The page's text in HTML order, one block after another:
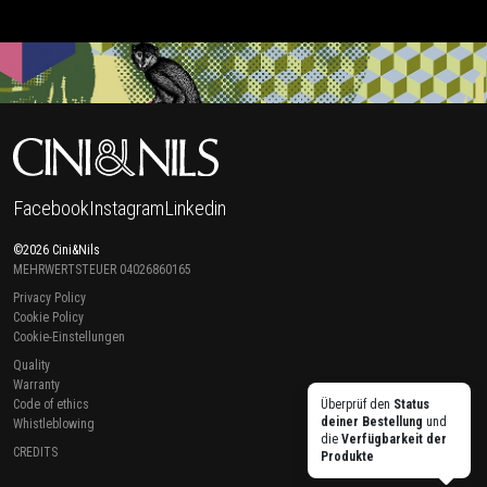
Überprüf den Status
deiner Bestellung und
die Verfügbarkeit der
Produkte
FacebookInstagramLinkedin
©2026 Cini&Nils
MEHRWERTSTEUER 04026860165
Privacy Policy
Cookie Policy
Cookie-Einstellungen
Quality
Warranty
Code of ethics
Whistleblowing
CREDITS